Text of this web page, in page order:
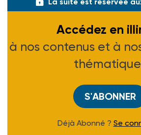
Accédez en
à nos contenus et à
S'ABONNER
Déjà Abonné ? Se